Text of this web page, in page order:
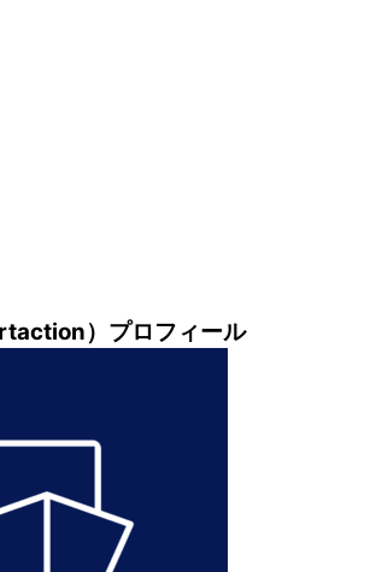
）プロフィール